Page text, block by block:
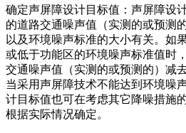
确定声屏障设计目标值：声屏障设
的道路交通噪声值（实测的或预测
以及环境噪声标准的大小有关。如
或低于功能区的环境噪声标准值时
交通噪声值（实测的或预测的）减
当采用声屏障技术不能达到环境噪
计目标值也可在考虑其它降噪措施
根据实际情况确定。